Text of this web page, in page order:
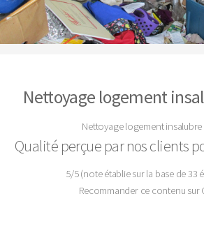
Nettoyage logement
Nettoyage logement
Qualité perçue par nos clients
5/5(note établie sur la base de33
Recommander ce contenu sur